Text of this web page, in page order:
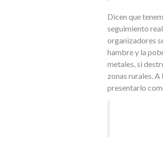
Dicen que
seguimiento
organizadores
hambre y la
metales, si
zonas rurales.
presentarlo